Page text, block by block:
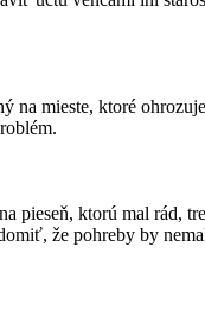
mieste, ktoré
pieseň, ktorú mal rád,
že pohreby by